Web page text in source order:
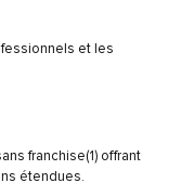
et les
franchise(1) offrant
étendues.